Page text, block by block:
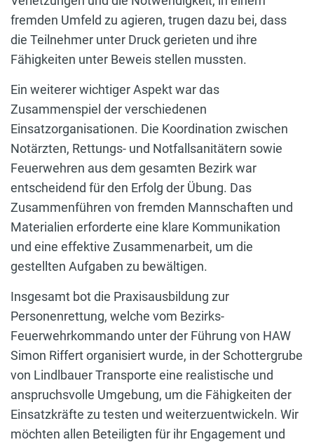
fremden Umfeld zu agieren, trugen dazu bei, dass
die Teilnehmer unter Druck gerieten und ihre
Fähigkeiten unter Beweis stellen mussten.
Ein weiterer wichtiger Aspekt war das
Zusammenspiel der verschiedenen
Einsatzorganisationen. Die Koordination zwischen
Notärzten, Rettungs- und Notfallsanitätern sowie
Feuerwehren aus dem gesamten Bezirk war
entscheidend für den Erfolg der Übung. Das
Zusammenführen von fremden Mannschaften und
Materialien erforderte eine klare Kommunikation
und eine effektive Zusammenarbeit, um die
gestellten Aufgaben zu bewältigen.
Insgesamt bot die Praxisausbildung zur
Personenrettung, welche vom Bezirks-
Feuerwehrkommando unter der Führung von HAW
Simon Riffert organisiert wurde, in der Schottergrube
von Lindlbauer Transporte eine realistische und
anspruchsvolle Umgebung, um die Fähigkeiten der
Einsatzkräfte zu testen und weiterzuentwickeln. Wir
möchten allen Beteiligten für ihr Engagement und